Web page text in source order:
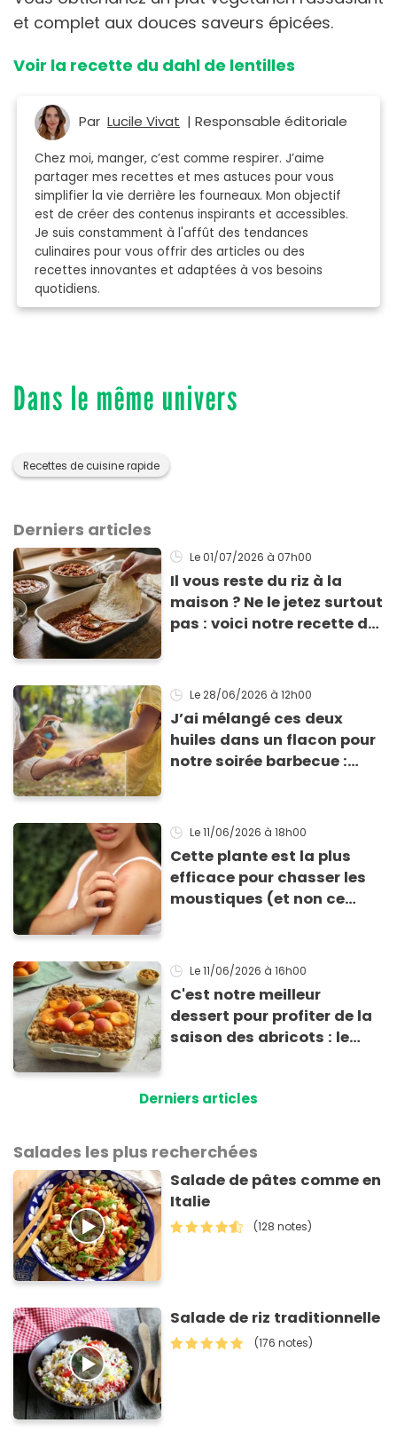
et complet aux douces saveurs épicées.
Voir la recette du dahl de lentilles
Par Lucile Vivat | Responsable éditoriale
Chez moi, manger, c’est comme respirer. J’aime
partager mes recettes et mes astuces pour vous
simplifier la vie derrière les fourneaux. Mon objectif
est de créer des contenus inspirants et accessibles.
Je suis constamment à l'affût des tendances
culinaires pour vous offrir des articles ou des
recettes innovantes et adaptées à vos besoins
quotidiens.
Dans le même univers
Recettes de cuisine rapide
Derniers articles
Le 01/07/2026 à 07h00
Il vous reste du riz à la
maison ? Ne le jetez surtout
pas : voici notre recette de
Le 28/06/2026 à 12h00
J’ai mélangé ces deux
huiles dans un flacon pour
notre soirée barbecue :
ma lotion
Le 11/06/2026 à 18h00
Cette plante est la plus
efficace pour chasser les
moustiques (et non ce
Le 11/06/2026 à 16h00
C'est notre meilleur
dessert pour profiter de la
saison des abricots : le
Derniers articles
Salades les plus recherchées
Salade de pâtes comme en
Italie
(128 notes)
Salade de riz traditionnelle
(176 notes)